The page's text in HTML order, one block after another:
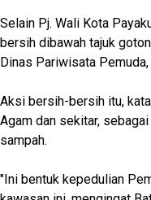
Selain Pj. Wali Kota
bersih dibawah tajuk
Dinas Pariwisata Pemuda,
Aksi bersih-bersih itu,
Agam dan sekitar,
sampah.
"Ini bentuk kepedulian